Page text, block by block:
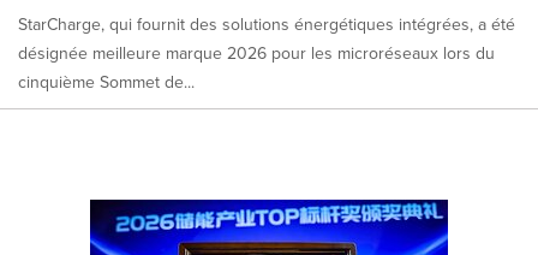
StarCharge, qui fournit des solutions énergétiques intégrées, a été
désignée meilleure marque 2026 pour les microréseaux lors du
cinquième Sommet de...